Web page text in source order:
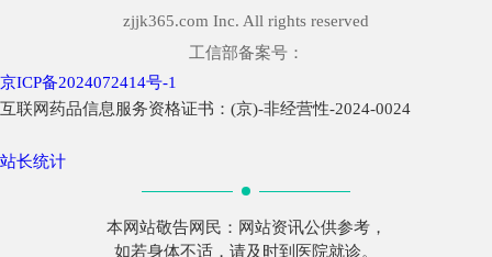
zjjk365.com Inc. All rights reserved
工信部备案号：
京ICP备2024072414号-1
互联网药品信息服务资格证书：(京)-非经营性-2024-0024
站长统计
本网站敬告网民：网站资讯公供参考，
如若身体不适，请及时到医院就诊。